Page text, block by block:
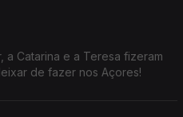
a Catarina e a Teresa fizeram
de fazer nos Açores!